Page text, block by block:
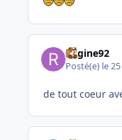
Regine92
Posté(e) le
de tout coeur